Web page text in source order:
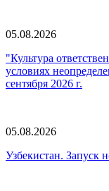
05.08.2026
"Культура
условиях
сентября 2026 г.
05.08.2026
Узбекистан. Запуск